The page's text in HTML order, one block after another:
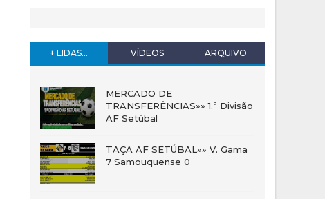
+ LIDAS... VÍDEOS ARQUIVO
MERCADO DE
TRANSFERÊNCIAS»» 1.ª Divisão
AF Setúbal
TAÇA AF SETÚBAL»» V. Gama
7 Samouquense 0